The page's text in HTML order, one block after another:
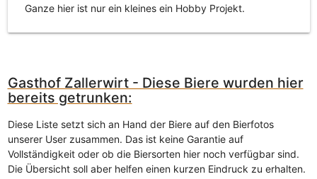
Ganze hier ist nur ein kleines ein Hobby Projekt.
Gasthof Zallerwirt - Diese Biere wurden hier
bereits getrunken:
Diese Liste setzt sich an Hand der Biere auf den Bierfotos
unserer User zusammen. Das ist keine Garantie auf
Vollständigkeit oder ob die Biersorten hier noch verfügbar sind.
Die Übersicht soll aber helfen einen kurzen Eindruck zu erhalten.